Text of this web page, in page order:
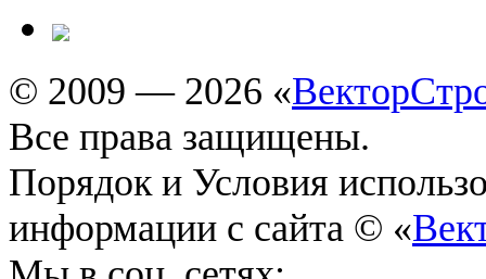
© 2009 — 2026 «
Все права защищены.
Порядок и Условия
информации с сайта © «